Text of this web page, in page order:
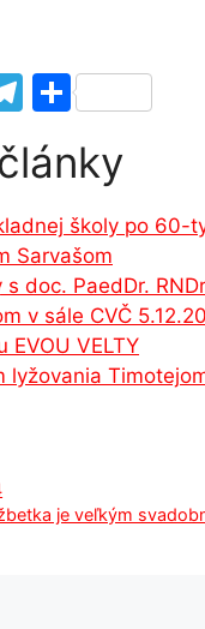
T
e
gr
a
m
S
ar
e
školy po 60-
Sarvašom
doc. PaedDr.
v sále CVČ
VELTY
lyžovania
je veľkým